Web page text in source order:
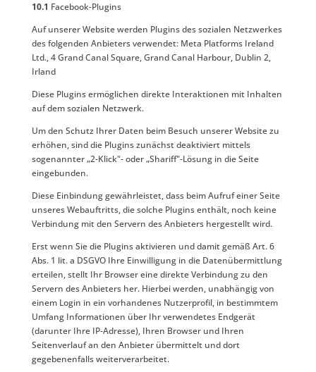
10.1 Facebook-Plugins
Auf unserer Website werden Plugins des sozialen Netzwerkes
des folgenden Anbieters verwendet: Meta Platforms Ireland
Ltd., 4 Grand Canal Square, Grand Canal Harbour, Dublin 2,
Irland
Diese Plugins ermöglichen direkte Interaktionen mit Inhalten
auf dem sozialen Netzwerk.
Um den Schutz Ihrer Daten beim Besuch unserer Website zu
erhöhen, sind die Plugins zunächst deaktiviert mittels
sogenannter „2-Klick"- oder „Shariff"-Lösung in die Seite
eingebunden.
Diese Einbindung gewährleistet, dass beim Aufruf einer Seite
unseres Webauftritts, die solche Plugins enthält, noch keine
Verbindung mit den Servern des Anbieters hergestellt wird.
Erst wenn Sie die Plugins aktivieren und damit gemäß Art. 6
Abs. 1 lit. a DSGVO Ihre Einwilligung in die Datenübermittlung
erteilen, stellt Ihr Browser eine direkte Verbindung zu den
Servern des Anbieters her. Hierbei werden, unabhängig von
einem Login in ein vorhandenes Nutzerprofil, in bestimmtem
Umfang Informationen über Ihr verwendetes Endgerät
(darunter Ihre IP-Adresse), Ihren Browser und Ihren
Seitenverlauf an den Anbieter übermittelt und dort
gegebenenfalls weiterverarbeitet.